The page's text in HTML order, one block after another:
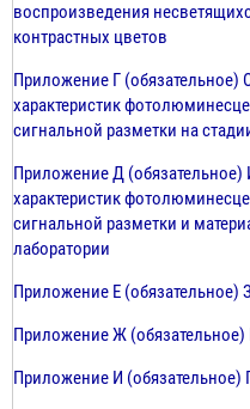
воспроизведения
контрастных цветов
Приложение Г (обязательное)
характеристик
сигнальной разметки на
Приложение Д
характеристик
сигнальной разметки и
лаборатории
Приложение Е
Приложение Ж
Приложение И